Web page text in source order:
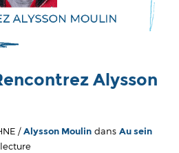
Alysson
/Alysson Moulin dans Au sein